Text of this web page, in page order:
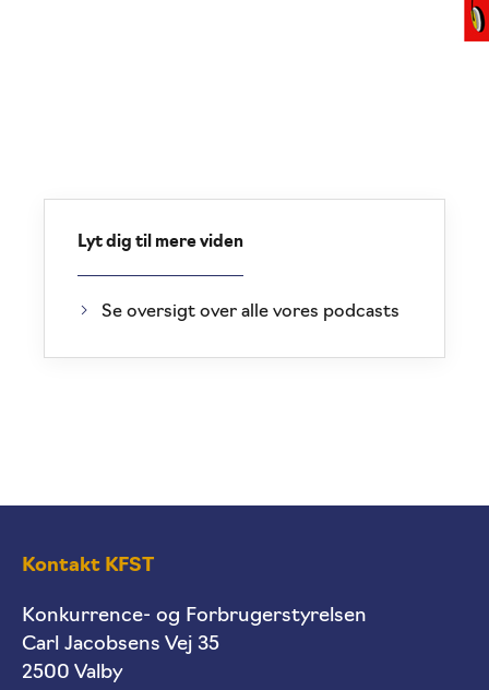
Lyt dig til mere viden
Se oversigt over alle vores podcasts
Kontakt KFST
Konkurrence- og Forbrugerstyrelsen
Carl Jacobsens Vej 35
2500 Valby